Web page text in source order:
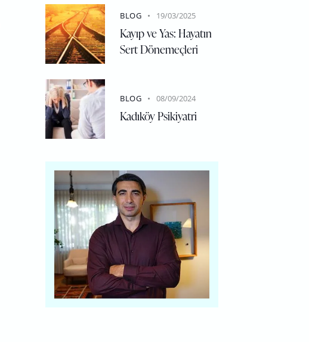
BLOG 19/03/2025
Kayıp ve Yas: Hayatın
Sert Dönemeçleri
BLOG 08/09/2024
Kadıköy Psikiyatri